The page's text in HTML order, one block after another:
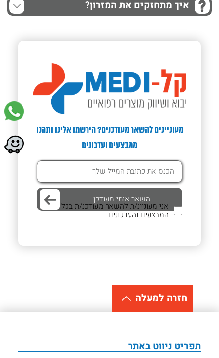
איך מתחזקים את המזרון?
מעוניינים להשאר מעודכנים? הירשמו אלינו ותהנו
ממבצעים ועדכונים
אני מעוניינ/ת להשאר מעודכנ/ת בכל
המבצעים והעדכונים
חזרה למעלה
תפריט ניווט באתר